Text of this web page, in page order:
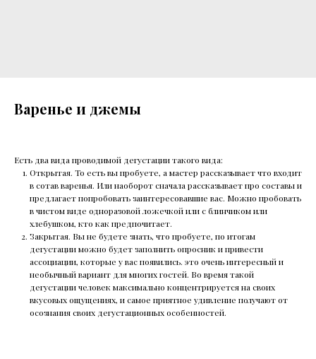
Варенье и джемы
Есть два вида проводимой дегустации такого вида:
Открытая. То есть вы пробуете, а мастер рассказывает что входит
в сотав варенья. Или наоборот сначала рассказывает про составы и
предлагает попробовать заинтересовавшие вас. Можно пробовать
в чистом виде одноразовой ложечкой или с блинчиком или
хлебушком, кто как предпочитает.
Закрытая. Вы не будете знать, что пробуете, по итогам
дегустации можно будет заполнить опросник и привести
ассоциации, которые у вас появились. это очень интересный и
необычный вариант для многих гостей. Во время такой
дегустации человек максимально концентрируется на своих
вкусовых ощущениях, и самое приятное удивление получают от
осознания своих дегустационных особенностей.